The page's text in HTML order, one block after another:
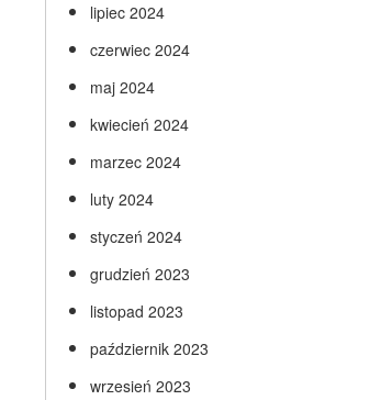
lipiec 2024
czerwiec 2024
maj 2024
kwiecień 2024
marzec 2024
luty 2024
styczeń 2024
grudzień 2023
listopad 2023
październik 2023
wrzesień 2023